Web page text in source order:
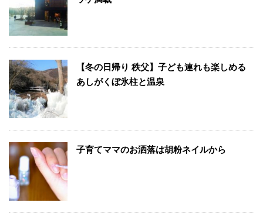
【冬の日帰り 秩父】子ども連れも楽しめる
あしがくぼ氷柱と温泉
子育てママのお洒落は胡粉ネイルから